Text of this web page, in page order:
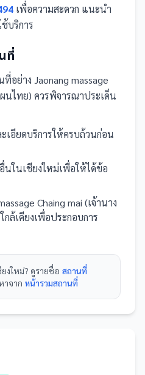
เพื่อความสะดวก แนะนำ
บริการ
ที่
ที่อย่าง Jaonang massage
นไทย) ควรพิจารณาประเด็น
เอียดบริการให้ครบถ้วนก่อน
อื่นในเชียงใหม่เพื่อให้ได้ข้อ
Chaing mai (เจ้านาง
ใกล้เคียงเพื่อประกอบการ
ยงใหม่? ดูรายชื่อ สถานที่
จาก หน้ารวมสถานที่